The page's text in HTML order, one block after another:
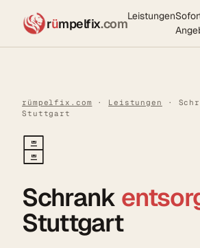
rümpelfix.comLeistungen
rümpelfix.com · Leistungen
·
Stuttgart
🗄️
Schrank
Stuttgart